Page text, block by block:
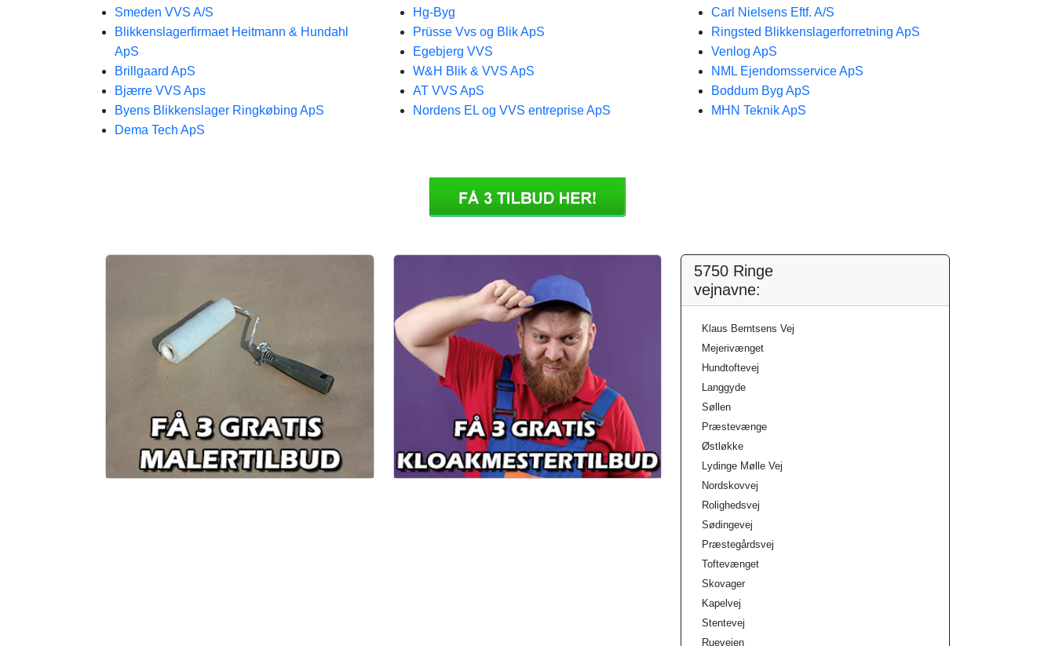
Smeden VVS A/S
Blikkenslagerfirmaet Heitmann & Hundahl
ApS
Brillgaard ApS
Bjærre VVS Aps
Byens Blikkenslager Ringkøbing ApS
Dema Tech ApS
Hg-Byg
Prüsse Vvs og Blik ApS
Egebjerg VVS
W&H Blik & VVS ApS
AT VVS ApS
Nordens EL og VVS entreprise ApS
Carl Nielsens Eftf. A/S
Ringsted Blikkenslagerforretning ApS
Venlog ApS
NML Ejendomsservice ApS
Boddum Byg ApS
MHN Teknik ApS
5750 Ringe
vejnavne:
Klaus Berntsens Vej
Mejerivænget
Hundtoftevej
Langgyde
Søllen
Præstevænge
Østløkke
Lydinge Mølle Vej
Nordskovvej
Rolighedsvej
Sødingevej
Præstegårdsvej
Toftevænget
Skovager
Kapelvej
Stentevej
Ruevejen